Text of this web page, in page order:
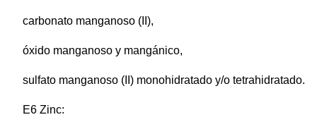
carbonato manganoso (II),
óxido manganoso y mangánico,
sulfato manganoso (II) monohidratado y/o tetrahidratado.
E6 Zinc: